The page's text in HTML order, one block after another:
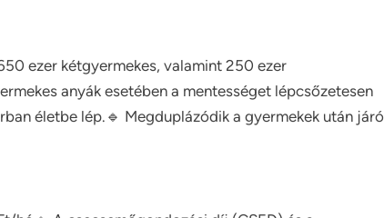
ezer kétgyermekes, valamint 250 ezer
anyák esetében a mentességet lépcsőzetesen
életbe lép.🔹 Megduplázódik a gyermekek után járó